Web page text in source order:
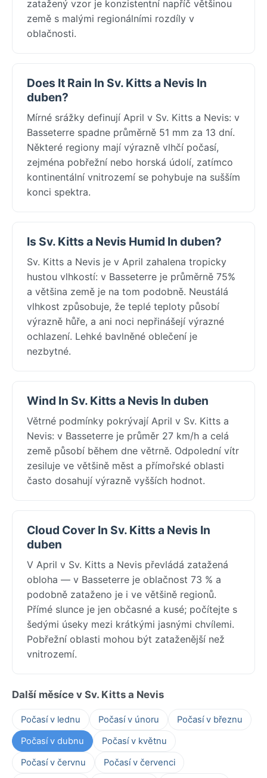
zatažený vzor je konzistentní napříč většinou
země s malými regionálními rozdíly v
oblačnosti.
Does It Rain In Sv. Kitts a Nevis In
duben?
Mírné srážky definují April v Sv. Kitts a Nevis: v
Basseterre spadne průměrně 51 mm za 13 dní.
Některé regiony mají výrazně vlhčí počasí,
zejména pobřežní nebo horská údolí, zatímco
kontinentální vnitrozemí se pohybuje na sušším
konci spektra.
Is Sv. Kitts a Nevis Humid In duben?
Sv. Kitts a Nevis je v April zahalena tropicky
hustou vlhkostí: v Basseterre je průměrně 75%
a většina země je na tom podobně. Neustálá
vlhkost způsobuje, že teplé teploty působí
výrazně hůře, a ani noci nepřinášejí výrazné
ochlazení. Lehké bavlněné oblečení je
nezbytné.
Wind In Sv. Kitts a Nevis In duben
Větrné podmínky pokrývají April v Sv. Kitts a
Nevis: v Basseterre je průměr 27 km/h a celá
země působí během dne větrně. Odpolední vítr
zesiluje ve většině měst a přímořské oblasti
často dosahují výrazně vyšších hodnot.
Cloud Cover In Sv. Kitts a Nevis In
duben
V April v Sv. Kitts a Nevis převládá zatažená
obloha — v Basseterre je oblačnost 73 % a
podobně zataženo je i ve většině regionů.
Přímé slunce je jen občasné a kusé; počítejte s
šedými úseky mezi krátkými jasnými chvílemi.
Pobřežní oblasti mohou být zataženější než
vnitrozemí.
Další měsíce v Sv. Kitts a Nevis
Počasí v lednu Počasí v únoru
Počasí v březnu
Počasí v dubnu
Počasí v květnu
Počasí v červnu
Počasí v červenci